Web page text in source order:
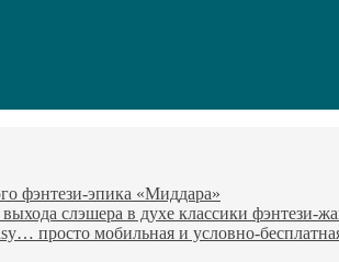
фэнтези-эпика «Миддара»
слэшера в духе классики фэнтези-
просто мобильная и условно-